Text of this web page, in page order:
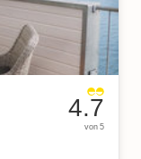
4.7
von 5